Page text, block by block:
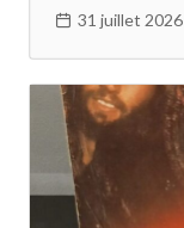
31 juillet 2026